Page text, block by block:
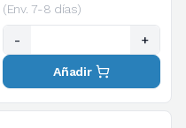
(Env. 7-8 días)
- +
Añadir